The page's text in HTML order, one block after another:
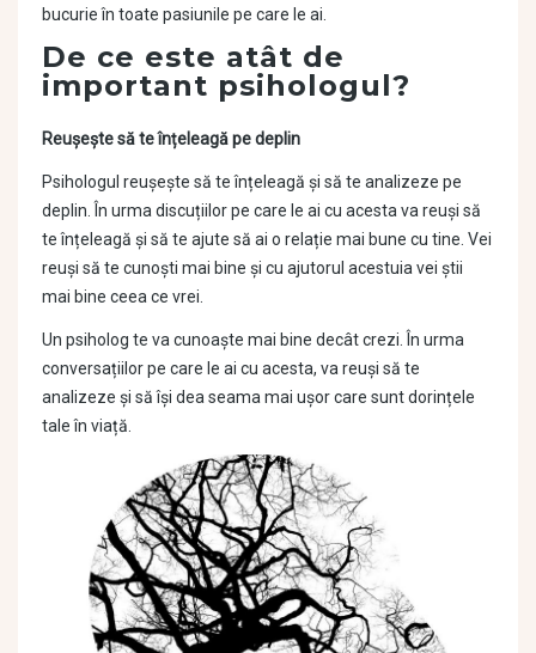
bucurie în toate pasiunile pe care le ai.
De ce este atât de
important psihologul?
Reușește să te înțeleagă pe deplin
Psihologul reușește să te înțeleagă și să te analizeze pe
deplin. În urma discuțiilor pe care le ai cu acesta va reuși să
te înțeleagă și să te ajute să ai o relație mai bune cu tine. Vei
reuși să te cunoști mai bine și cu ajutorul acestuia vei știi
mai bine ceea ce vrei.
Un psiholog te va cunoaște mai bine decât crezi. În urma
conversațiilor pe care le ai cu acesta, va reuși să te
analizeze și să își dea seama mai ușor care sunt dorințele
tale în viață.